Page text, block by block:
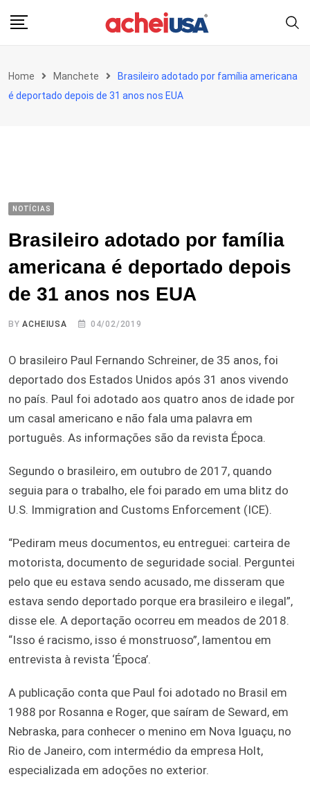
Home Manchete
Brasileiro adotado por família americana
é deportado depois de 31 anos nos EUA
NOTÍCIAS
Brasileiro adotado por família
americana é deportado depois
de 31 anos nos EUA
BYACHEIUSA 04/02/2019
O brasileiro Paul Fernando Schreiner, de 35 anos, foi
deportado dos Estados Unidos após 31 anos vivendo
no país. Paul foi adotado aos quatro anos de idade por
um casal americano e não fala uma palavra em
português. As informações são da revista Época.
Segundo o brasileiro, em outubro de 2017, quando
seguia para o trabalho, ele foi parado em uma blitz do
U.S. Immigration and Customs Enforcement (ICE).
“Pediram meus documentos, eu entreguei: carteira de
motorista, documento de seguridade social. Perguntei
pelo que eu estava sendo acusado, me disseram que
estava sendo deportado porque era brasileiro e ilegal”,
disse ele. A deportação ocorreu em meados de 2018.
“Isso é racismo, isso é monstruoso”, lamentou em
entrevista à revista ‘Época’.
A publicação conta que Paul foi adotado no Brasil em
1988 por Rosanna e Roger, que saíram de Seward, em
Nebraska, para conhecer o menino em Nova Iguaçu, no
Rio de Janeiro, com intermédio da empresa Holt,
especializada em adoções no exterior.